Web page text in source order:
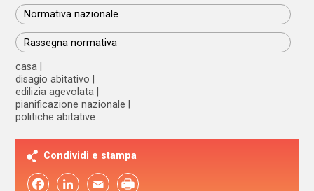
Normativa nazionale
Rassegna normativa
casa
disagio abitativo
edilizia agevolata
pianificazione nazionale
politiche abitative
Condividi e stampa
FacebookLinkedIn Email